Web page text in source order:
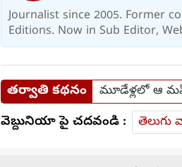
Journalist since 2005. Former
Editions. Now in Sub Editor,
తర్వాతి కథనం మూడేళ్లలో ఆ
వెబ్దునియా పై చదవండి : తెలుగు